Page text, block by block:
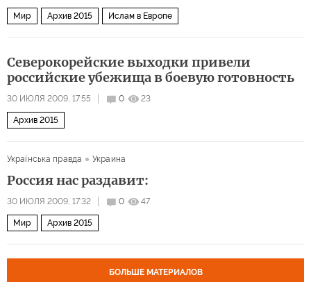
Мир Архив 2015 Ислам в Европе
Северокорейские выходки привели
российские убежища в боевую готовность
30 ИЮЛЯ 2009, 17:55 0 23
Архив 2015
Українська правда Украина
Россия нас раздавит:
30 ИЮЛЯ 2009, 17:32 0 47
Мир Архив 2015
БОЛЬШЕ МАТЕРИАЛОВ